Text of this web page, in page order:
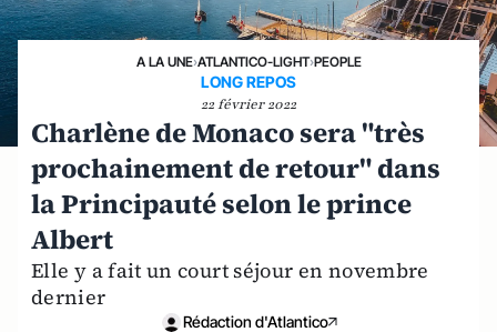
A LA UNE›ATLANTICO-LIGHT›PEOPLE
LONG REPOS
22 février 2022
Charlène de Monaco sera "très
prochainement de retour" dans
la Principauté selon le prince
Albert
Elle y a fait un court séjour en novembre
dernier
Rédaction d'Atlantico